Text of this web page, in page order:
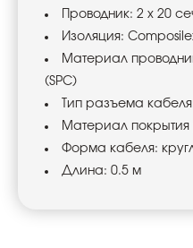
Проводник: 2 х 20
Изоляция:
Материал
(SPC)
Тип разъема
Материал
Форма кабеля:
Длина: 0.5 м